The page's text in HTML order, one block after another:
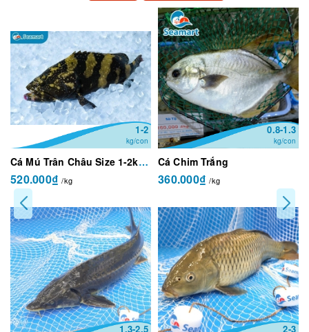
1-2
kg/con
Cá Mú Trân Châu Size 1-2kg/con
520.000₫/kg
0.8-1.3
kg/con
Cá Chim Trắng
360.000₫/kg
1.3-2.5 2-3